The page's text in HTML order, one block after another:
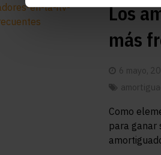
Los
más
6 mayo,
Como
para ganar